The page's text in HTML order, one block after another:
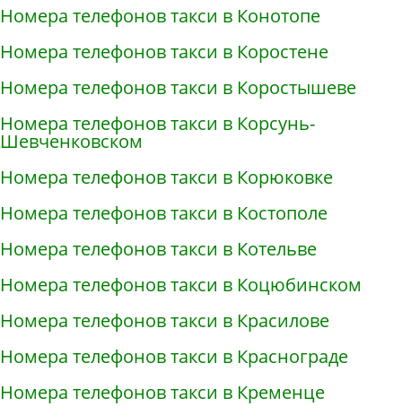
Номера телефонов такси в Конотопе
Номера телефонов такси в Коростене
Номера телефонов такси в Коростышеве
Номера телефонов такси в Корсунь-
Шевченковском
Номера телефонов такси в Корюковке
Номера телефонов такси в Костополе
Номера телефонов такси в Котельве
Номера телефонов такси в Коцюбинском
Номера телефонов такси в Красилове
Номера телефонов такси в Краснограде
Номера телефонов такси в Кременце